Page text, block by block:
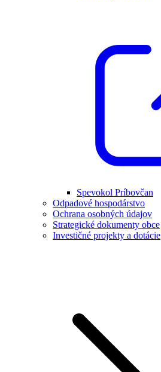
Spevokol Príbovčan
Odpadové hospodárstvo
Ochrana osobných údajov
Strategické dokumenty obce
Investičné projekty a dotácie